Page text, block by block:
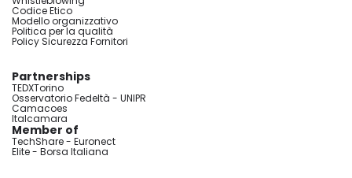
Codice Etico
Modello organizzativo
Politica per la qualità
Policy Sicurezza Fornitori
Partnerships
TEDXTorino
Osservatorio Fedeltà - UNIPR
Camacoes
Italcamara
Member of
TechShare - Euronect
Elite - Borsa Italiana